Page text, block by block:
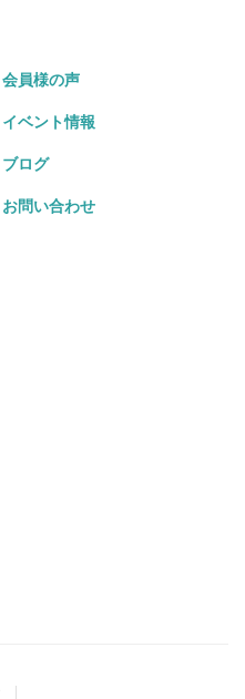
会員様の声
イベント情報
ブログ
お問い合わせ